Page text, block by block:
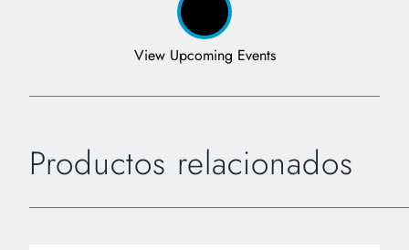
View Upcoming Events
Productos relacionados